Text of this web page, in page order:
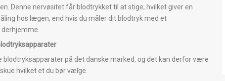
Denne nervøsitet får blodtrykket til at stige, hvilket giver en
hos lægen, end hvis du måler dit blodtryk med et
blodtryksapparater på det danske marked, og det kan derfor være
hvilket et du bør vælge.